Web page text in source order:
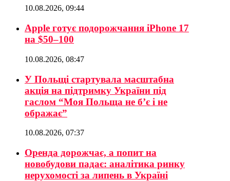
10.08.2026, 09:44
Apple готує подорожчання iPhone 17
на $50–100
10.08.2026, 08:47
У Польщі стартувала масштабна
акція на підтримку України під
гаслом “Моя Польща не б’є і не
ображає”
10.08.2026, 07:37
Оренда дорожчає, а попит на
новобудови падає: аналітика ринку
нерухомості за липень в Україні